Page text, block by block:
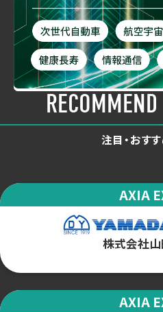
注目・おす
AXIA
株式会社山
AXIA